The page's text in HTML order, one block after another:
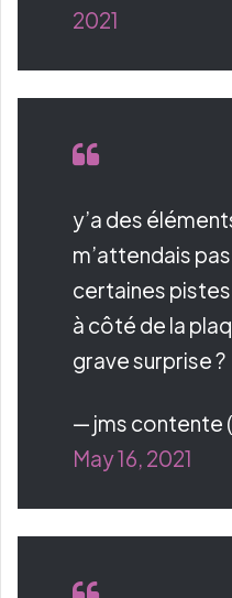
2021
y’a des
m’attendais
certaines pistes
à côté de la
grave surprise ?
— jms contente
May 16, 2021